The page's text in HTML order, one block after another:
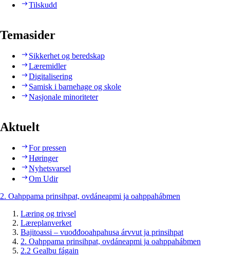
Tilskudd
Temasider
Sikkerhet og beredskap
Læremidler
Digitalisering
Samisk i barnehage og skole
Nasjonale minoriteter
Aktuelt
For pressen
Høringer
Nyhetsvarsel
Om Udir
2. Oahppama prinsihpat, ovdáneapmi ja oahppahábmen
Læring og trivsel
Læreplanverket
Bajitoassi – vuođđooahpahusa árvvut ja prinsihpat
2. Oahppama prinsihpat, ovdáneapmi ja oahppahábmen
2.2 Gealbu fágain